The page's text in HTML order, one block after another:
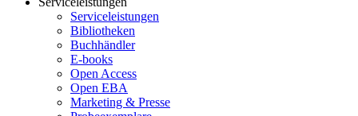
Serviceleistungen
Bibliotheken
Buchhändler
E-books
Open Access
Open EBA
Marketing & Presse